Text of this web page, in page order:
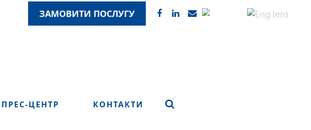
ЗАМОВИТИ ПОСЛУГУ
ПРЕС-ЦЕНТР КОНТАКТИ